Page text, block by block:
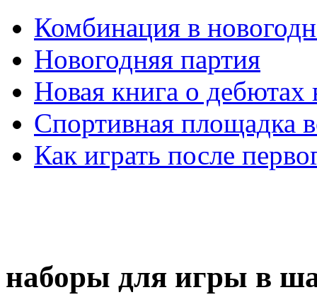
Комбинация в
Новогодняя партия
Новая книга о
Спортивная площадка
Как играть после
наборы для игры в